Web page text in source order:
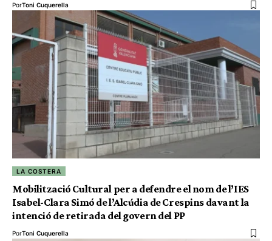
PorToni Cuquerella
LA COSTERA
Mobilització Cultural per a defendre el nom de l’IES
Isabel-Clara Simó de l’Alcúdia de Crespins davant la
intenció de retirada del govern del PP
PorToni Cuquerella